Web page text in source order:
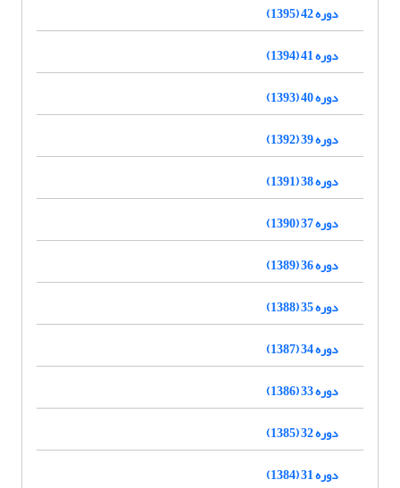
دوره 42 (1395)
دوره 41 (1394)
دوره 40 (1393)
دوره 39 (1392)
دوره 38 (1391)
دوره 37 (1390)
دوره 36 (1389)
دوره 35 (1388)
دوره 34 (1387)
دوره 33 (1386)
دوره 32 (1385)
دوره 31 (1384)